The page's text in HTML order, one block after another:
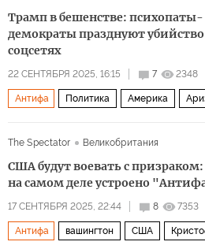
Трамп в бешенстве: психопаты-
демократы празднуют
соцсетях
22 СЕНТЯБРЯ 2025, 16:15 7 2348
Антифа Политика Америка
The Spectator
Великобритания
США будут воевать с призраком:
на самом деле устроено
17 СЕНТЯБРЯ 2025, 22:44 8 7353
Антифа вашингтон США